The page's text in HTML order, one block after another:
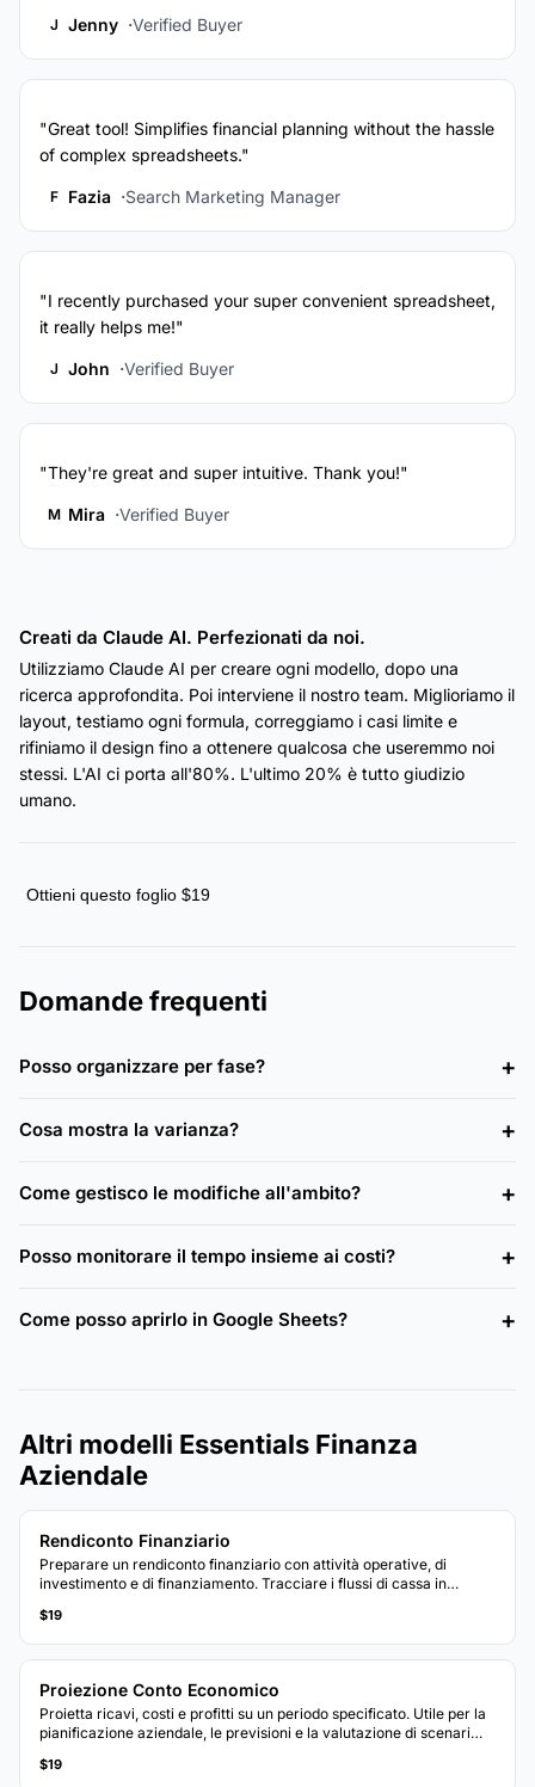
J Jenny Verified Buyer
"Great tool! Simplifies financial planning without the hassle
of complex spreadsheets."
F Fazia Search Marketing Manager
"I recently purchased your super convenient spreadsheet,
it really helps me!"
J John Verified Buyer
"They're great and super intuitive. Thank you!"
M Mira Verified Buyer
Creati da Claude AI. Perfezionati da noi.
Utilizziamo Claude AI per creare ogni modello, dopo una
ricerca approfondita. Poi interviene il nostro team. Miglioriamo il
layout, testiamo ogni formula, correggiamo i casi limite e
rifiniamo il design fino a ottenere qualcosa che useremmo noi
stessi. L'AI ci porta all'80%. L'ultimo 20% è tutto giudizio
umano.
Ottieni questo foglio $19
Domande frequenti
Posso organizzare per fase?
Cosa mostra la varianza?
Come gestisco le modifiche all'ambito?
Posso monitorare il tempo insieme ai costi?
Come posso aprirlo in Google Sheets?
Altri modelli Essentials Finanza
Aziendale
Rendiconto Finanziario
Preparare un rendiconto finanziario con attività operative, di
investimento e di finanziamento. Tracciare i flussi di cassa in
$19
Proiezione Conto Economico
Proietta ricavi, costi e profitti su un periodo specificato. Utile per la
pianificazione aziendale, le previsioni e la valutazione di scenari
$19